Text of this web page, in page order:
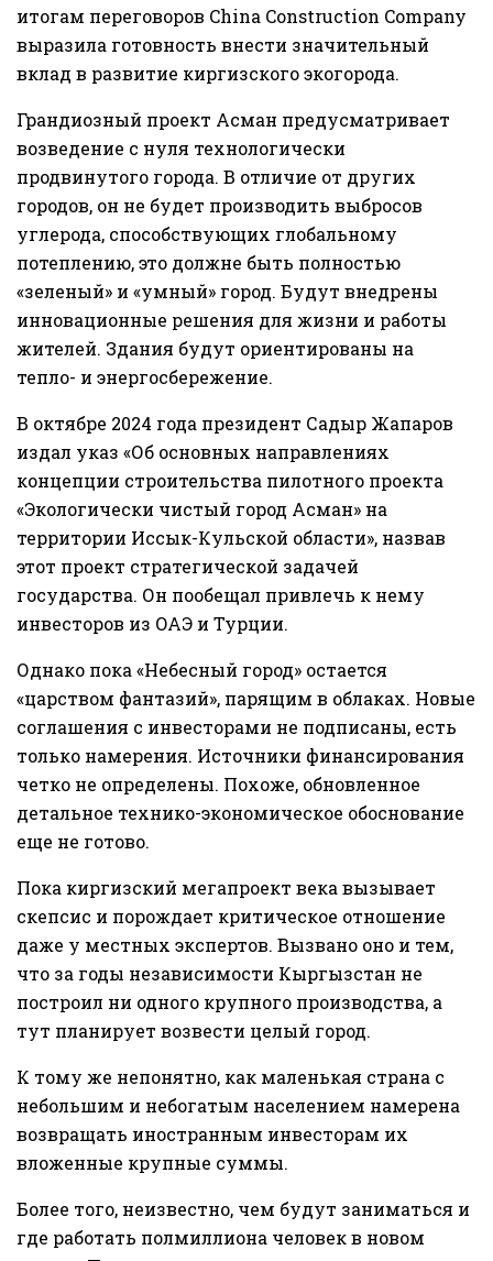
итогам переговоров China Construction Company
выразила готовность внести значительный
вклад в развитие киргизского экогорода.
Грандиозный проект Асман предусматривает
возведение с нуля технологически
продвинутого города. В отличие от других
городов, он не будет производить выбросов
углерода, способствующих глобальному
потеплению, это должне быть полностью
«зеленый» и «умный» город. Будут внедрены
инновационные решения для жизни и работы
жителей. Здания будут ориентированы на
тепло- и энергосбережение.
В октябре 2024 года президент Садыр Жапаров
издал указ «Об основных направлениях
концепции строительства пилотного проекта
«Экологически чистый город Асман» на
территории Иссык-Кульской области», назвав
этот проект стратегической задачей
государства. Он пообещал привлечь к нему
инвесторов из ОАЭ и Турции.
Однако пока «Небесный город» остается
«царством фантазий», парящим в облаках. Новые
соглашения с инвесторами не подписаны, есть
только намерения. Источники финансирования
четко не определены. Похоже, обновленное
детальное технико-экономическое обоснование
еще не готово.
Пока киргизский мегапроект века вызывает
скепсис и порождает критическое отношение
даже у местных экспертов. Вызвано оно и тем,
что за годы независимости Кыргызстан не
построил ни одного крупного производства, а
тут планирует возвести целый город.
К тому же непонятно, как маленькая страна с
небольшим и небогатым населением намерена
возвращать иностранным инвесторам их
вложенные крупные суммы.
Более того, неизвестно, чем будут заниматься и
где работать полмиллиона человек в новом